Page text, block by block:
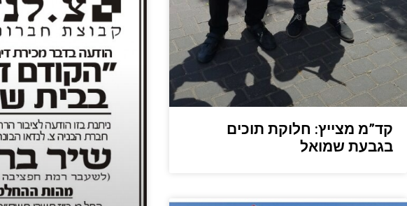
קד”מ מצייץ: חלוקת תוכים
בגבעת שמואל